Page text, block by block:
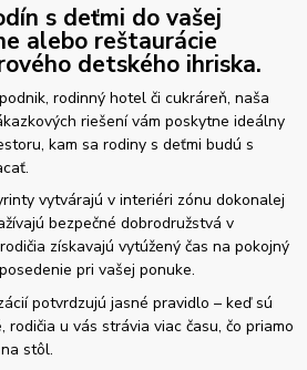
s deťmi do vašej
alebo reštaurácie
detského ihriska.
rodinný hotel či cukráreň, naša
riešení vám poskytne ideálny
kam sa rodiny s deťmi budú s
vytvárajú v interiéri zónu dokonalej
bezpečné dobrodružstvá v
získavajú vytúžený čas na pokojný
pri vašej ponuke.
potvrdzujú jasné pravidlo – keď sú
u vás strávia viac času, čo priamo
stôl.